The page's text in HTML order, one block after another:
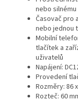
nebo
Časovač pro
nebo jednou
Mobilní
tlačítek a
uživatelů
Napájení:
Provedení
Rozměry: 86
Rozteč: 60